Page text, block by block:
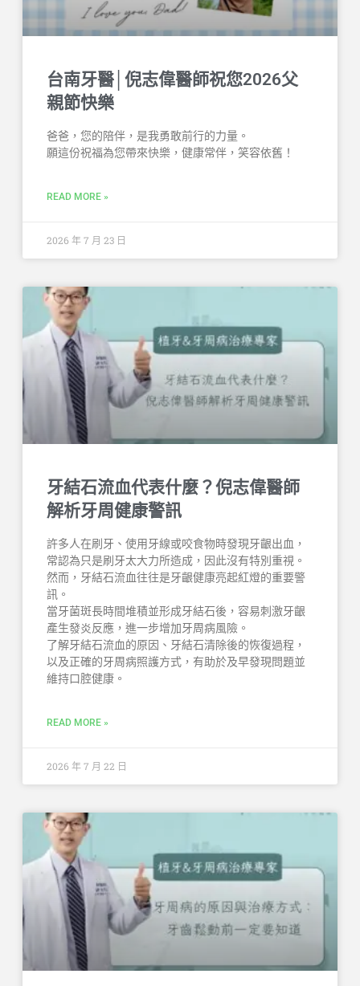
台南牙醫│倪志偉醫師祝您2026父
親節快樂
爸爸，您的陪伴，是我勇敢前行的力量。
願這份祝福為您帶來快樂，健康常伴，笑容依舊！
READ MORE »
2026 年 7 月 23 日
牙結石流血代表什麼？倪志偉醫師
解析牙周健康警訊
許多人在刷牙、使用牙線或咬食物時發現牙齦出血，
常認為只是刷牙太大力所造成，因此沒有特別重視。
然而，牙結石流血往往是牙齦健康亮起紅燈的重要警
訊。
當牙菌斑長時間堆積並形成牙結石後，容易刺激牙齦
產生發炎反應，進一步增加牙周病風險。
了解牙結石流血的原因、牙結石清除後的恢復過程，
以及正確的牙周病照護方式，有助於及早發現問題並
維持口腔健康。
READ MORE »
2026 年 7 月 22 日